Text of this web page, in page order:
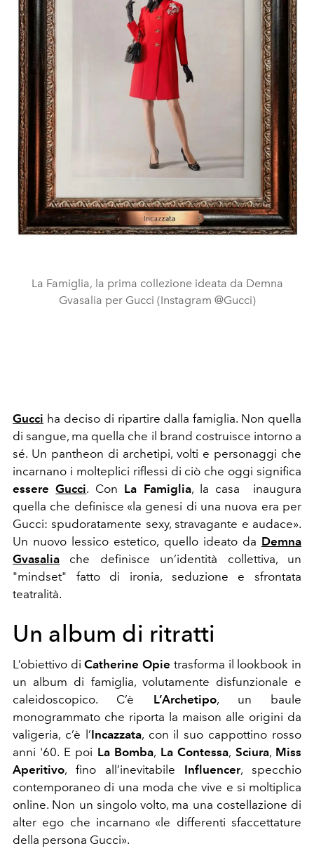
La Famiglia, la prima collezione ideata da Demna
Gvasalia per Gucci (Instagram @Gucci)
Gucci ha deciso di ripartire dalla famiglia. Non quella
di sangue, ma quella che il brand costruisce intorno a
sé. Un pantheon di archetipi, volti e personaggi che
incarnano i molteplici riflessi di ciò che oggi significa
essereGucci. Con La Famiglia, la casa inaugura
quella che definisce «la genesi di una nuova era per
Gucci: spudoratamente sexy, stravagante e audace».
Un nuovo lessico estetico, quello ideato da Demna
Gvasalia che definisce un’identità collettiva, un
"mindset" fatto di ironia, seduzione e sfrontata
teatralità.
Un album di ritratti
L’obiettivo diCatherine Opie trasforma il lookbook in
un album di famiglia, volutamente disfunzionale e
caleidoscopico. C’è L’Archetipo, un baule
monogrammato che riporta la maison alle origini da
valigeria, c’è l’Incazzata, con il suo cappottino rosso
anni '60. E poi La Bomba, La Contessa, Sciura, Miss
Aperitivo, fino all’inevitabile Influencer, specchio
contemporaneo di una moda che vive e si moltiplica
online. Non un singolo volto, ma una costellazione di
alter ego che incarnano «le differenti sfaccettature
della persona Gucci».